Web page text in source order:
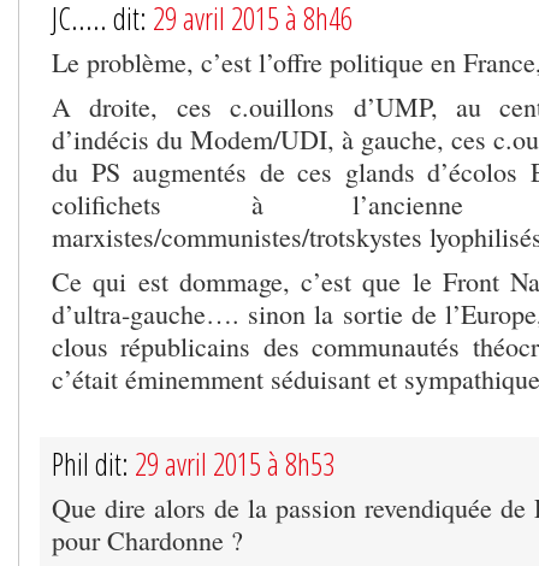
JC..... dit: 29 avril 2015 à 8h46
Le problème, c’est l’offre politique en
A droite, ces c.ouillons d’UMP, au
d’indécis du Modem/UDI, à gauche, ces
du PS augmentés de ces glands d’écolos
colifichets à l’ancienne
marxistes/communistes/trotskystes
Ce qui est dommage, c’est que le Front
d’ultra-gauche…. sinon la sortie de
clous républicains des communautés
c’était éminemment séduisant et
Phil dit: 29 avril 2015 à 8h53
Que dire alors de la passion revendiquée
pour Chardonne ?